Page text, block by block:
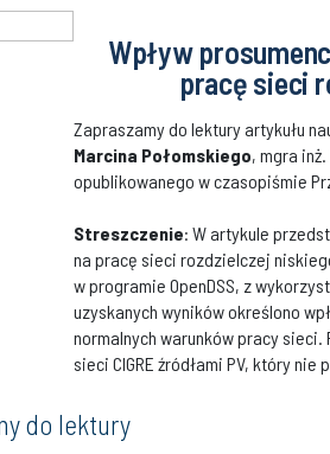
Wpływ
pracę sieci
Zapraszamy do lektury artykułu
Marcina Połomskiego, mgra inż.
opublikowanego w czasopiśmie
Streszczenie: W artykule
na pracę sieci rozdzielczej
w programie OpenDSS, z
uzyskanych wyników określono
normalnych warunków pracy
sieci CIGRE źródłami PV, który
do lektury